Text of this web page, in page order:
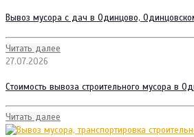
Вывоз мусора с дач в Одинцово,
Читать далее
27.07.2026
Стоимость вывоза строительного мусора в
Читать далее